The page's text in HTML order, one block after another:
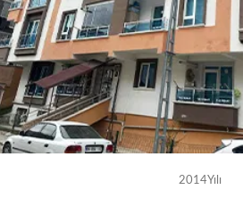
2014Yılı